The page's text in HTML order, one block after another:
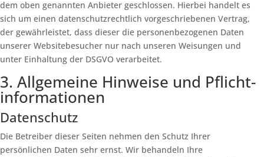
dem oben genannten Anbieter geschlossen. Hierbei handelt es
sich um einen datenschutzrechtlich vorgeschriebenen Vertrag,
der gewährleistet, dass dieser die personenbezogenen Daten
unserer Websitebesucher nur nach unseren Weisungen und
unter Einhaltung der DSGVO verarbeitet.
3. Allgemeine Hinweise und Pflicht­
informationen
Datenschutz
Die Betreiber dieser Seiten nehmen den Schutz Ihrer
persönlichen Daten sehr ernst. Wir behandeln Ihre